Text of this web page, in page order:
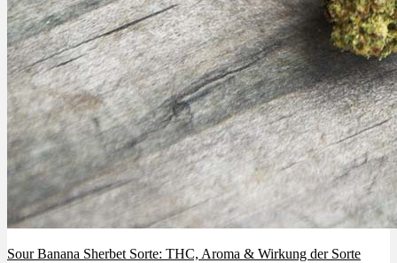
Sour Banana Sherbet Sorte: THC, Aroma & Wirkung der Sorte